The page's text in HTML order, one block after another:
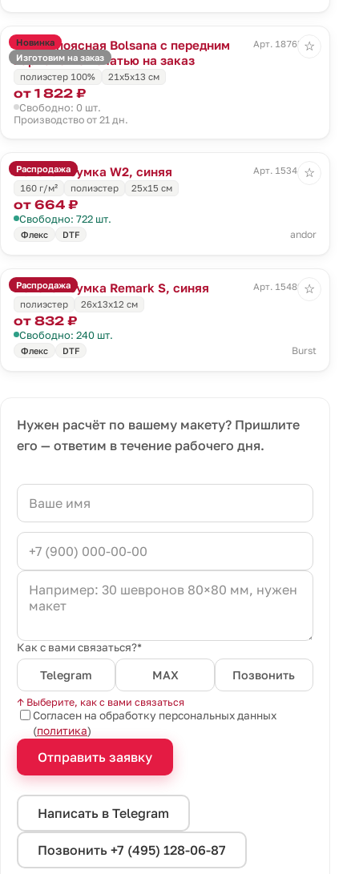
Новинка
Изготовим на заказ
Сумка поясная Bolsana с передним
карманом с печатью на заказ
Арт. 18765.00
полиэстер 100% 21х5х13 см
от 1 822 ₽
Свободно: 0 шт.
Производство от 21 дн.
☆
Распродажа
Поясная сумка W2, синяя
Арт. 15344.40
160 г/м²
полиэстер 25х15 см
от 664 ₽
Свободно: 722 шт.
Флекс DTF andor
☆
Распродажа
Поясная сумка Remark S, синяя
Арт. 15489.40
полиэстер
26х13х12 см
от 832 ₽
Свободно: 240 шт.
Флекс DTF Burst
☆
Нужен расчёт по вашему макету? Пришлите
его — ответим в течение рабочего дня.
Как с вами связаться?*
Telegram MAX Позвонить
↑ Выберите, как с вами связаться
Согласен на обработку персональных данных
(политика)
Отправить заявку
Написать в Telegram
Позвонить +7 (495) 128-06-87